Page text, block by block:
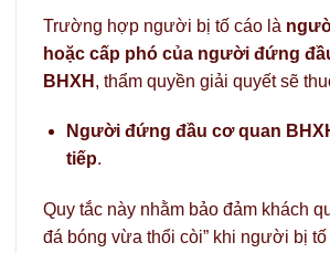
Trường hợp người bị tố cáo là
hoặc cấp phó của người đứng
BHXH , thẩm quyền giải quyết sẽ
Người đứng đầu cơ quan
tiếp.
Quy tắc này nhằm bảo đảm khách
đá bóng vừa thổi còi” khi người bị